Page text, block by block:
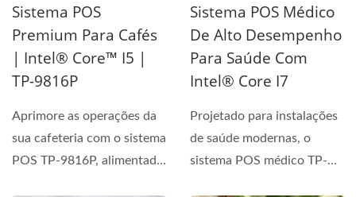
Sistema POS
Premium Para Cafés
| Intel® Core™ I5 |
TP-9816P
Aprimore as operações da
sua cafeteria com o sistema
POS TP-9816P, alimentado
Sistema POS Médico
De Alto Desempenho
Para Saúde Com
Intel® Core I7
Projetado para instalações
de saúde modernas, o
sistema POS médico TP-